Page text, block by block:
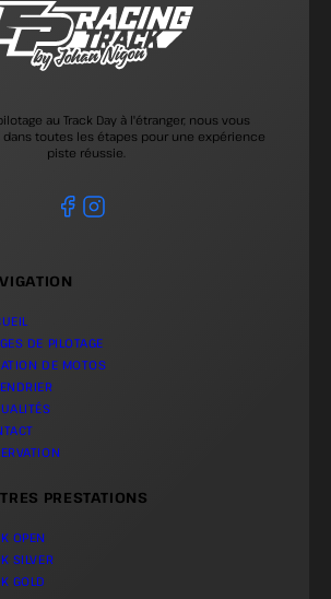
au Track Day à l'étranger, nous vous
toutes les étapes pour une expérience
piste réussie.
DE PILOTAGE
DE MOTOS
PRESTATIONS
OPEN
SILVER
GOLD